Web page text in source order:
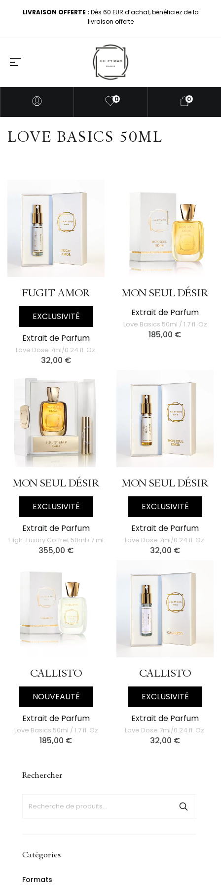
LIVRAISON OFFERTE : Dès 60 EUR d’achat, bénéficiez de la
livraison offerte
0 0
LOVE BASICS 50ML
FUGIT AMOR
EXCLUSIVITÉ
Extrait de Parfum
Love Dose 7ml/0.24 fl. Oz.
32,00 €
MON SEUL DÉSIR
Extrait de Parfum
Love Basics 50ml / 1.7 fl. Oz
185,00 €
MON SEUL DÉSIR
EXCLUSIVITÉ
Extrait de Parfum
High-Luxury Coffret 50ml+7 ml
355,00 €
MON SEUL DÉSIR
EXCLUSIVITÉ
Extrait de Parfum
Love Dose 7ml/0.24 fl. Oz.
32,00 €
CALLISTO
NOUVEAUTÉ
Extrait de Parfum
Love Basics 50ml / 1.7 fl. Oz
185,00 €
CALLISTO
EXCLUSIVITÉ
Extrait de Parfum
Love Dose 7ml/0.24 fl. Oz.
32,00 €
Rechercher
Catégories
Formats